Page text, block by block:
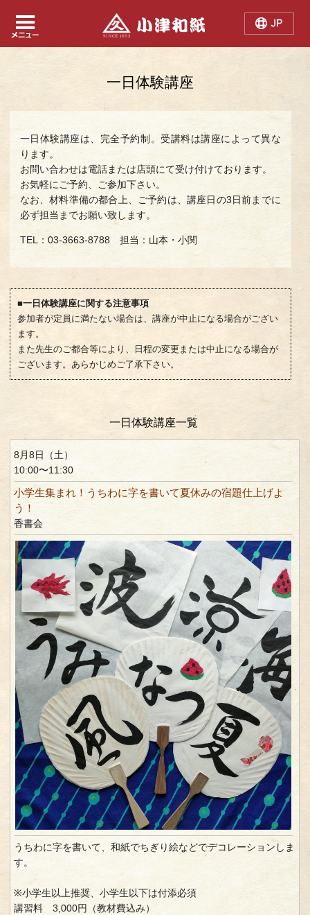
Japanese
English
Chinese
一日体験講座
一日体験講座は、完全予約制。受講料は講座によって異な
ります。
お問い合わせは電話または店頭にて受け付けております。
お気軽にご予約、ご参加下さい。
なお、材料準備の都合上、ご予約は、講座日の3日前までに
必ず担当までお願い致します。
TEL：03-3663-8788 担当：山本・小関
■一日体験講座に関する注意事項
参加者が定員に満たない場合は、講座が中止になる場合がござい
ます。
また先生のご都合等により、日程の変更または中止になる場合が
ございます。あらかじめご了承下さい。
一日体験講座一覧
8月8日（土）
10:00〜11:30
小学生集まれ！うちわに字を書いて夏休みの宿題仕上げよ
う！
香書会
うちわに字を書いて、和紙でちぎり絵などでデコレーションしま
す。
※小学生以上推奨、小学生以下は付添必須
講習料 3,000円（教材費込み）